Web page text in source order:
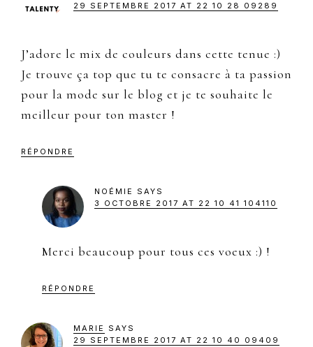
29 SEPTEMBRE 2017 AT 22 10 28 09289
J’adore le mix de couleurs dans cette tenue :)
Je trouve ça top que tu te consacre à ta passion
pour la mode sur le blog et je te souhaite le
meilleur pour ton master !
RÉPONDRE
NOÉMIE
SAYS
3 OCTOBRE 2017 AT 22 10 41 104110
Merci beaucoup pour tous ces voeux :) !
RÉPONDRE
MARIE
SAYS
29 SEPTEMBRE 2017 AT 22 10 40 09409